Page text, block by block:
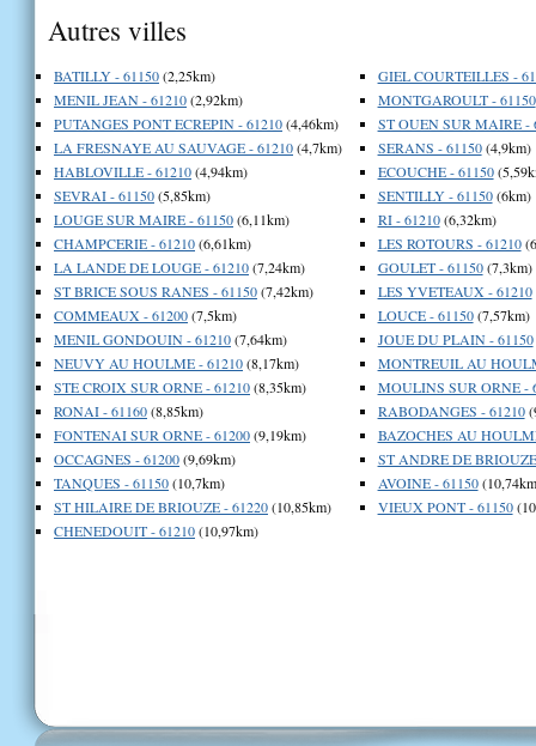
Autres villes
BATILLY - 61150(2,25km)
MENIL JEAN - 61210(2,92km)
PUTANGES PONT ECREPIN - 61210(4,46km)
LA FRESNAYE AU SAUVAGE - 61210(4,7km)
HABLOVILLE - 61210(4,94km)
SEVRAI - 61150(5,85km)
LOUGE SUR MAIRE - 61150(6,11km)
CHAMPCERIE - 61210(6,61km)
LA LANDE DE LOUGE - 61210(7,24km)
ST BRICE SOUS RANES - 61150(7,42km)
COMMEAUX - 61200(7,5km)
MENIL GONDOUIN - 61210(7,64km)
NEUVY AU HOULME - 61210(8,17km)
STE CROIX SUR ORNE - 61210(8,35km)
RONAI - 61160(8,85km)
FONTENAI SUR ORNE - 61200(9,19km)
OCCAGNES - 61200(9,69km)
TANQUES - 61150(10,7km)
ST HILAIRE DE BRIOUZE - 61220(10,85km)
CHENEDOUIT - 61210(10,97km)
GIEL COURTEILLES -
MONTGAROULT - 61150
ST OUEN SUR MAIRE -
SERANS - 61150(4,9km)
ECOUCHE - 61150
SENTILLY - 61150(6km)
RI - 61210(6,32km)
LES ROTOURS - 61210
GOULET - 61150(7,3km)
LES YVETEAUX - 61210
LOUCE - 61150(7,57km)
JOUE DU PLAIN - 61150
MONTREUIL AU
MOULINS SUR ORNE -
RABODANGES - 61210
BAZOCHES AU
ST ANDRE DE
AVOINE - 61150
VIEUX PONT - 61150